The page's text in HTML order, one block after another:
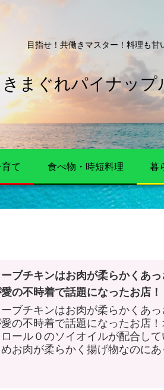
目指せ！共働きマスター！料理も甘
きまぐれパイナッ
て 食べ物・時短料理 暮
ーブチキンはお肉が柔らかくあ
の不時着で話題になったお店！
ーブチキンはお肉が柔らかくあ
の不時着で話題になったお店
ール０のソイオイルが配合し
お肉が柔らかく揚げ物なのに